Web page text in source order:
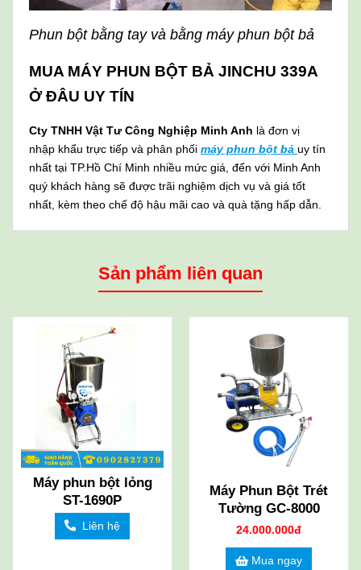
Phun bột bằng tay và bằng máy phun bột bả
MUA MÁY PHUN BỘT BẢ JINCHU 339A
Ở ĐÂU UY TÍN
Cty TNHH Vật Tư Công Nghiệp Minh Anh là đơn vị
nhập khẩu trực tiếp và phân phối máy phun bột bả uy tín
nhất tại TP.Hồ Chí Minh nhiều mức giá, đến với Minh Anh
quý khách hàng sẽ được trãi nghiệm dịch vụ và giá tốt
nhất, kèm theo chế độ hậu mãi cao và quà tặng hấp dẫn.
Sản phẩm liên quan
Máy phun bột lỏng
ST-1690P
Liên hệ
Máy Phun Bột Trét
Tường GC-8000
24.000.000đ
Mua ngay